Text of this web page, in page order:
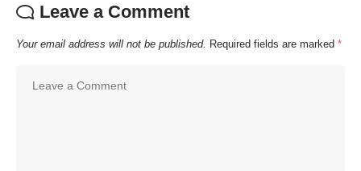
Leave a Comment
Your email address will not be published. Required fields are marked *